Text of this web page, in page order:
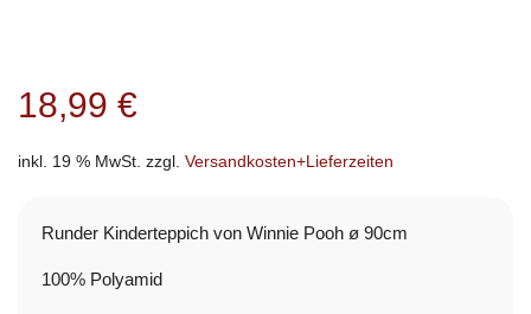
18,99 €
inkl. 19 % MwSt. zzgl. Versandkosten+Lieferzeiten
Runder Kinderteppich von Winnie Pooh ø 90cm
100% Polyamid